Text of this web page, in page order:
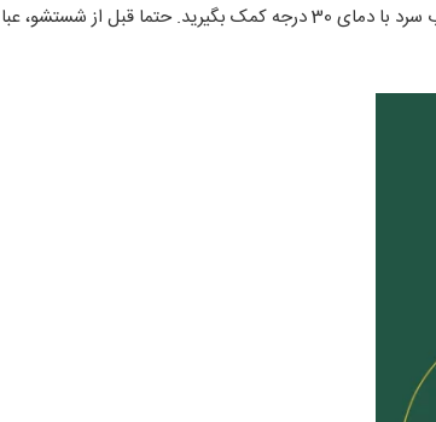
را پشت و رو کنید.